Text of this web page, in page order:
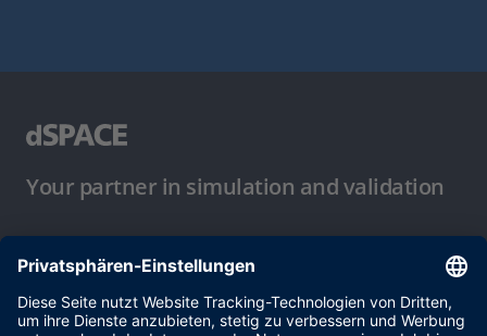
Your partner in simulation and validation